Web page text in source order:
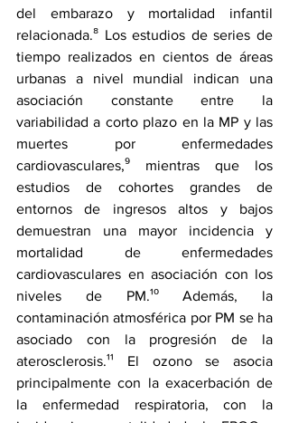
del embarazo y mortalidad infantil
relacionada.⁸ Los estudios de series de
tiempo realizados en cientos de áreas
urbanas a nivel mundial indican una
asociación constante entre la
variabilidad a corto plazo en la MP y las
muertes por enfermedades
cardiovasculares,⁹ mientras que los
estudios de cohortes grandes de
entornos de ingresos altos y bajos
demuestran una mayor incidencia y
mortalidad de enfermedades
cardiovasculares en asociación con los
niveles de PM.¹⁰ Además, la
contaminación atmosférica por PM se ha
asociado con la progresión de la
aterosclerosis.¹¹ El ozono se asocia
principalmente con la exacerbación de
la enfermedad respiratoria, con la